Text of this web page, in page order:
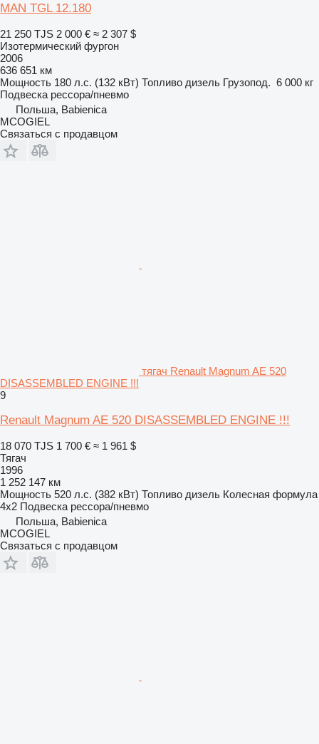
MAN TGL 12.180
21 250 TJS 2 000 € ≈ 2 307 $
Изотермический фургон
2006
636 651 км
Мощность 180 л.с. (132 кВт) Топливо дизель Грузопод. 6 000 кг
Подвеска рессора/пневмо
Польша, Babienica
MCOGIEL
Связаться с продавцом
тягач Renault Magnum AE 520
DISASSEMBLED ENGINE !!!
9
Renault Magnum AE 520 DISASSEMBLED ENGINE !!!
18 070 TJS 1 700 € ≈ 1 961 $
Тягач
1996
1 252 147 км
Мощность 520 л.с. (382 кВт) Топливо дизель Колесная формула
4x2 Подвеска рессора/пневмо
Польша, Babienica
MCOGIEL
Связаться с продавцом